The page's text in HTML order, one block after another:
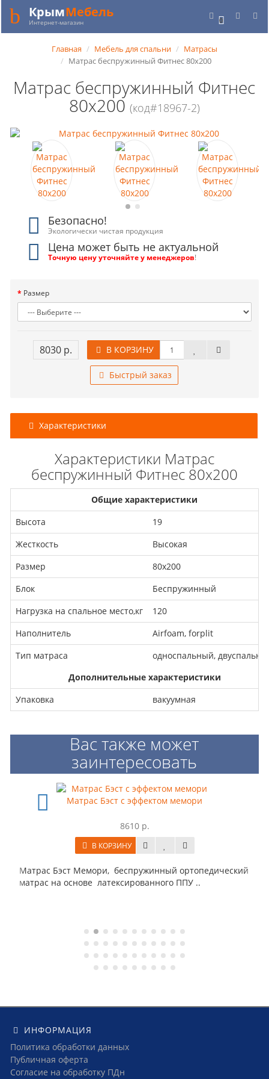
0
КрымМебель
Интернет-магазин
Главная Мебель для спальни
Матрасы
Матрас беспружинный Фитнес 80x200
Матрас беспружинный Фитнес
80x200 (код#18967-2)
Безопасно!
Экологически чистая продукция
Цена может быть не актуальной
Точную цену уточняйте у менеджеров!
Размер
8030 р. В КОРЗИНУ
Быстрый заказ
Характеристики
Характеристики Матрас
беспружинный Фитнес 80x200
Общие характеристики
Высота
19
Жесткость
Высокая
Размер
80x200
Блок
Беспружинный
Нагрузка на спальное место,кг
120
Наполнитель
Airfoam, forplit
Тип матраса
односпальный,
Дополнительные характеристики
Упаковка
вакуумная
Вас также может
заинтересовать
Матрас Бэст с эффектом мемори
8610 р.
В КОРЗИНУ
Матрас Бэст Мемори, беспружинный ортопедический
матрас на основе латексированного ППУ ..
ИНФОРМАЦИЯ
Политика обработки данных
Публичная оферта
Согласие на обработку ПДн